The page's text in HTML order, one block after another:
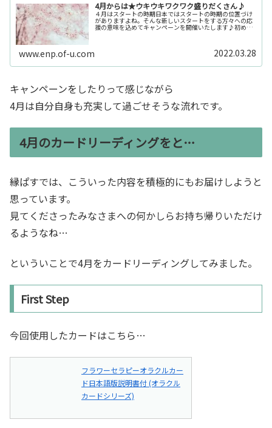
4月からは★ウキウキワクワク盛りだくさん♪
４月はスタートの時期日本ではスタートの時期の位置づけ
がありますよね。そんな新しいスタートをする方々への応
援の意味を込めてキャンペーンを開催いたします♪初めて
www.enp.of-u.com 2022.03.28
キャンペーンをしたりって感じながら
4月は自分自身も充実して過ごせそうな流れです。
4月のカードリーディングをと…
縁ぱすでは、こういった内容を積極的にもお届けしようと
思っています。
見てくださったみなさまへの何かしらお持ち帰りいただけ
るようなね…
といういことで4月をカードリーディングしてみました。
First Step
今回使用したカードはこちら…
フラワーセラピーオラクルカー
ド日本語版説明書付 (オラクル
カードシリーズ)